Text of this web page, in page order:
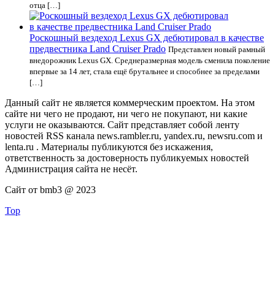
отца […]
Роскошный вездеход Lexus GX дебютировал в качестве
предвестника Land Cruiser Prado Представлен новый рамный
внедорожник Lexus GX. Среднеразмерная модель сменила поколение
впервые за 14 лет, стала ещё брутальнее и способнее за пределами
[…]
Данный сайт не является коммерческим проектом. На этом
сайте ни чего не продают, ни чего не покупают, ни какие
услуги не оказываются. Сайт представляет собой ленту
новостей RSS канала news.rambler.ru, yandex.ru, newsru.com и
lenta.ru . Материалы публикуются без искажения,
ответственность за достоверность публикуемых новостей
Администрация сайта не несёт.
Сайт от bmb3 @ 2023
Top